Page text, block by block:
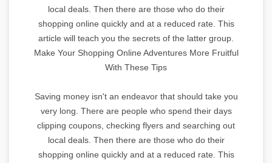
local deals. Then there are those who do their
shopping online quickly and at a reduced rate. This
article will teach you the secrets of the latter group.
Make Your Shopping Online Adventures More Fruitful
With These Tips
Saving money isn't an endeavor that should take you
very long. There are people who spend their days
clipping coupons, checking flyers and searching out
local deals. Then there are those who do their
shopping online quickly and at a reduced rate. This